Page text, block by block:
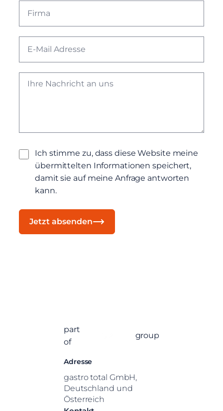
Ich stimme zu, dass diese Website meine
übermittelten Informationen speichert,
damit sie auf meine Anfrage antworten
kann.
Jetzt absenden
part
of
group
Adresse
gastro total GmbH,
Deutschland und
Österreich